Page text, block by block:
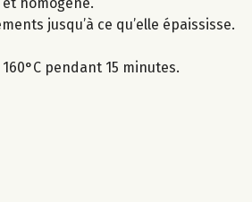
jusqu’à ce qu’elle épaississe.
pendant 15 minutes.